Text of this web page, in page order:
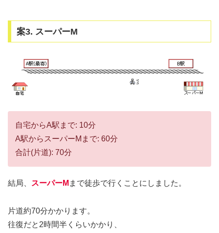
案3. スーパーM
自宅からA駅まで: 10分
A駅からスーパーMまで: 60分
合計(片道): 70分
結局、 スーパーM まで徒歩で行くことにしました。
片道約70分かかります。
往復だと2時間半くらいかかり、